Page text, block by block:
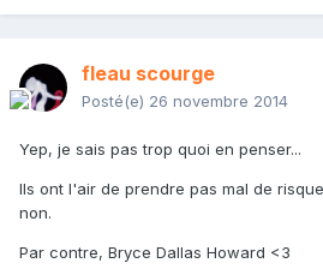
fleau scourge
Posté(e) 26 novembre 2014
Yep, je sais pas trop quoi en penser...
Ils ont l'air de prendre pas mal de
non.
Par contre, Bryce Dallas Howard <3